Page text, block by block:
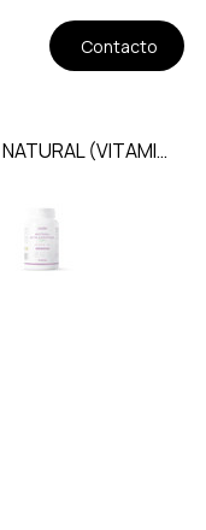
Contacto
Essential Series BETA-CAROTENO NATURAL (VITAMINA A) 15000UI